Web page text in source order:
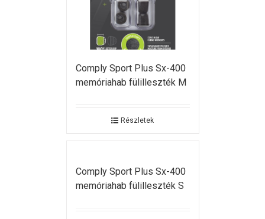
Comply Sport Plus Sx-400
memóriahab fülilleszték M
Részletek
Comply Sport Plus Sx-400
memóriahab fülilleszték S